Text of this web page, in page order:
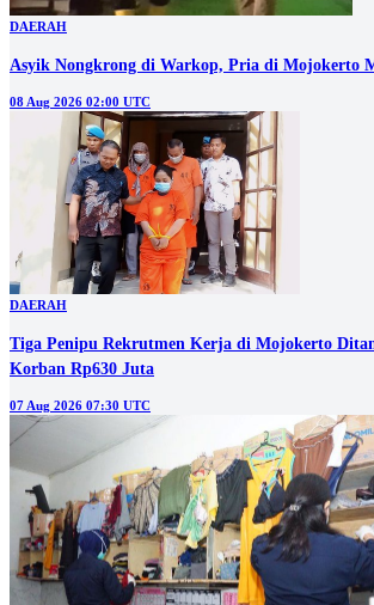
DAERAH
Asyik Nongkrong di Warkop, Pria di Mojokerto
08 Aug 2026 02:00 UTC
DAERAH
Tiga Penipu Rekrutmen Kerja di Mojokerto
Korban Rp630 Juta
07 Aug 2026 07:30 UTC